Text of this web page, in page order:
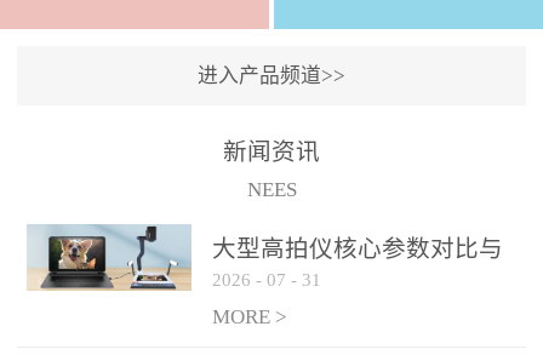
打造的互动授课软件，
QVote 以 “让每一堂课都充
功能与数据化教学分析，
课堂互动解决方案，重新
定义了师生互动的新模
进入产品频道>>
新闻资讯
NEES
大型高拍仪核心参数对比与
选购建议
2026 - 07 - 31
MORE >